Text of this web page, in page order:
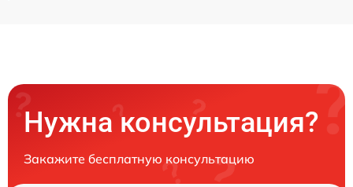
Нужна консультация?
Закажите бесплатную консультацию